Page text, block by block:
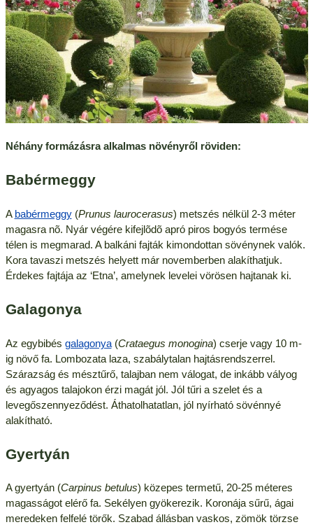
Néhány formázásra alkalmas növényről röviden:
Babérmeggy
A babérmeggy(Prunus laurocerasus) metszés nélkül 2-3 méter
magasra nõ. Nyár végére kifejlõdõ apró piros bogyós termése
télen is megmarad. A balkáni fajták kimondottan sövénynek valók.
Kora tavaszi metszés helyett már novemberben alakíthatjuk.
Érdekes fajtája az ‘Etna’, amelynek levelei vörösen hajtanak ki.
Galagonya
Az egybibés galagonya(Crataegus monogina) cserje vagy 10 m-
ig növő fa. Lombozata laza, szabálytalan hajtásrendszerrel.
Szárazság és mésztűrő, talajban nem válogat, de inkább vályog
és agyagos talajokon érzi magát jól. Jól tűri a szelet és a
levegőszennyeződést. Áthatolhatatlan, jól nyírható sövénnyé
alakítható.
Gyertyán
A gyertyán (Carpinus betulus) közepes termetű, 20-25 méteres
magasságot elérő fa. Sekélyen gyökerezik. Koronája sűrű, ágai
meredeken felfelé törők. Szabad állásban vaskos, zömök törzse